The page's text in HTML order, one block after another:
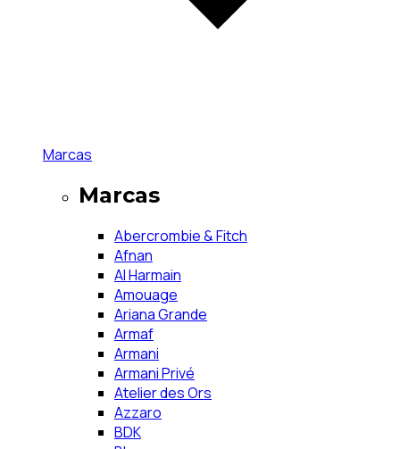
Marcas
Marcas
Abercrombie & Fitch
Afnan
Al Harmain
Amouage
Ariana Grande
Armaf
Armani
Armani Privé
Atelier des Ors
Azzaro
BDK